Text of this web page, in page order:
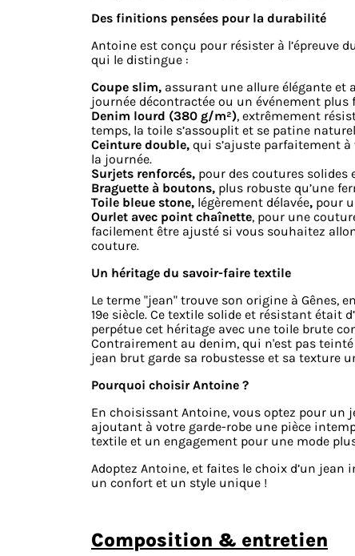
Des finitions pensées pour la durabilité
Antoine est conçu pour résister à l’épreuve
qui le distingue :
Coupe slim, assurant une allure élégante et
journée décontractée ou un événement plus
Denim lourd (380 g/m²), extrêmement
temps, la toile s’assouplit et se patine
Ceinture double, qui s’ajuste parfaitement
la journée.
Surjets renforcés, pour des coutures
Braguette à boutons, plus robuste qu’une
Toile bleue stone, légèrement délavée, pour
Ourlet avec point chaînette, pour une
facilement être ajusté si vous souhaitez
couture.
Un héritage du savoir-faire textile
Le terme "jean" trouve son origine à Gênes,
19e siècle. Ce textile solide et résistant était
perpétue cet héritage avec une toile brute
Contrairement au denim, qui n'est pas
jean brut garde sa robustesse et sa texture
Pourquoi choisir Antoine ?
En choisissant Antoine, vous optez pour un
ajoutant à votre garde-robe une pièce
textile et un engagement pour une mode
Adoptez Antoine, et faites le choix d’un
un confort et un style unique !
composition & entretien